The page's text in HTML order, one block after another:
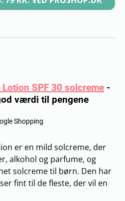
SPF 30 solcreme -
værdi til pengene
Shopping
er en mild solcreme, der
alkohol og parfume, og
solcreme til børn. Den har
fint til de fleste, der vil en